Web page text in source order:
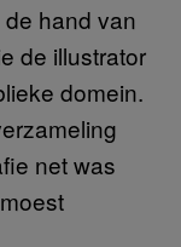
hand van
de illustrator
domein.
net was